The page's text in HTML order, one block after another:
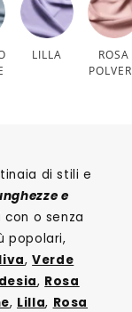
LILLA
ROSA
di stili e
e
o senza
popolari,
,Verde
, Rosa
, Lilla, Rosa